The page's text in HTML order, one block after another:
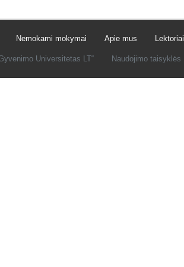
Nemokami mokymai Apie mus Lektoriai
Universitetas LT“ Naudojimo taisyklės